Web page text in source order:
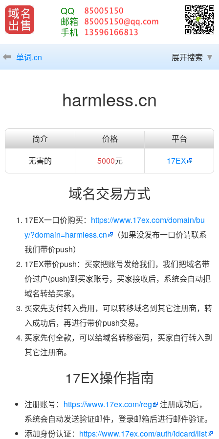
QQ
邮箱
手机
单词.cn 展开搜索
harmless.cn
简介 价格
平台
无害的
5000元 17EX
域名交易方式
17EX一口价购买： https://www.17ex.com/domain/bu
y/?domain=harmless.cn
（如果没发布一口价请联系
我们带价push）
17EX带价push：买家把账号发给我们，我们把域名带
价过户(push)到买家账号，买家接收后，系统会自动把
域名转给买家。
买家先支付转入费用，可以转移域名到其它注册商，转
入成功后，再进行带价push交易。
买家先付全款，可以给域名转移密码，买家自行转入到
其它注册商。
17EX操作指南
注册账号： https://www.17ex.com/reg
注册成功后，
系统会自动发送验证邮件，登录邮箱后进行邮件验证。
添加身份认证： https://www.17ex.com/auth/idcard/list